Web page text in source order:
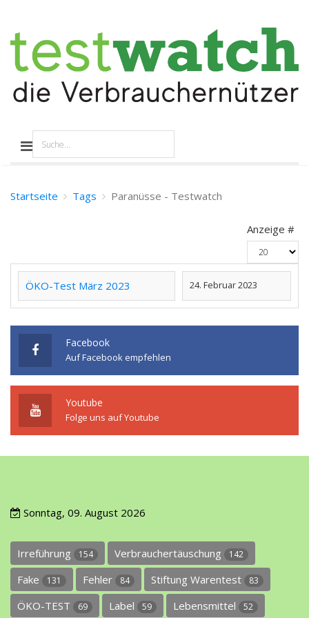
Startseite Tags Paranüsse - Testwatch
Anzeige #
ÖKO-Test März 2023 24. Februar 2023
Facebook
Auf Facebook empfehlen
Youtube
Folge uns auf Youtube
Sonntag, 09. August 2026
Irreführung 154 Verbrauchertäuschung 142
Fake 131 Fehler 84 Stiftung Warentest 83
ÖKO-TEST 69 Label 59 Lebensmittel 52